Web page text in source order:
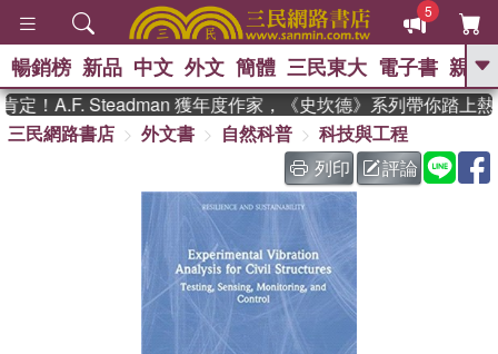
5
GO
熱搜： 東野圭吾 、 高希均教授回憶錄
The Odyssey 、 父親節 、 如果歷
史是一群喵 、 暑期推薦 、 國際布克
獎 臺灣漫遊錄
、 方念華
登輝時代
數學女孩：黎曼猜想
偉大的迷走神經
暢銷榜 新品 中文 外文 簡體 三民東大 電子書 親子
！A.F. Steadman 獲年度作家，《史坎德》系列帶你踏上熱
三民網路書店
外文書 自然科普
科技與工程
列印
評論